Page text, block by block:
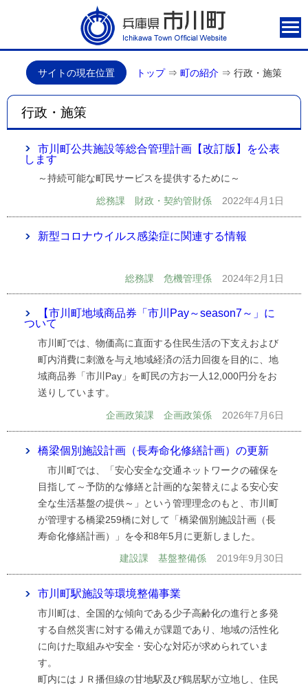
サイトの現在位置 トップ⇒ 町の紹介 ⇒ 行政・施策
行政・施策
市川町公共施設等総合管理計画【改訂版】を公表
します
～持続可能な町民サービスを提供するために～
総務課 財政・契約管財係 2022年4月1日
新型コロナウイルス感染症に関連する情報
総務課 危機管理係 2024年2月1日
【市川町地域商品券「市川Pay～season7～」に
ついて
市川町では、物価高に直面する住民生活の下支えおよび
町内消費に刺激を与え地域経済の活力回復を目的に、地
域商品券「市川Pay」を町民の方お一人12,000円分をお
送りしています。
企画政策課 企画政策係 2026年7月6日
橋梁個別施設計画（長寿命化修繕計画）の更新
市川町では、「安心安全な交通ネットワークの確保を
目指して～予防的な修繕と計画的な架替えによる安心安
全な生活基盤の提供～」という管理理念のもと、市川町
が管理する橋梁259橋に対して「橋梁個別施設計画（長
寿命化修繕計画）」を令和8年5月に更新しました。
建設課 基盤整備係 2019年9月30日
市川町駅施設等環境整備事業
市川町は、全国的な傾向である少子高齢化の進行と多発
する自然災害に対する備えが課題であり、地域の活性化
に向けた取組みや安全・安心な対応が求められていま
す。
町内にはＪＲ播但線の甘地駅及び鶴居駅が立地し、住民